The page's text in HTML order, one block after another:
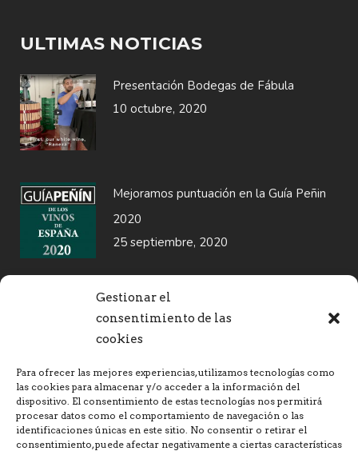
Gestionar el
consentimiento de las
cookies
Para ofrecer las mejores experiencias, utilizamos tecnologías como
las cookies para almacenar y/o acceder a la información del
dispositivo. El consentimiento de estas tecnologías nos permitirá
procesar datos como el comportamiento de navegación o las
identificaciones únicas en este sitio. No consentir o retirar el
consentimiento, puede afectar negativamente a ciertas características
ULTIMAS NOTICIAS
Presentación Bodegas de Fábula
10 octubre, 2020
Mejoramos puntuación en la Guía Peñin
2020
25 septiembre, 2020
SELLOS DE GARANTIA
Política de venta y devoluciones
Política de envíos